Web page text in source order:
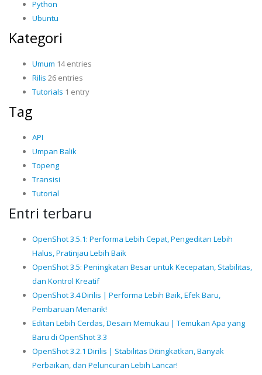
Python
Ubuntu
Kategori
Umum 14 entries
Rilis 26 entries
Tutorials 1 entry
Tag
API
Umpan Balik
Topeng
Transisi
Tutorial
Entri terbaru
OpenShot 3.5.1: Performa Lebih Cepat, Pengeditan Lebih
Halus, Pratinjau Lebih Baik
OpenShot 3.5: Peningkatan Besar untuk Kecepatan, Stabilitas,
dan Kontrol Kreatif
OpenShot 3.4 Dirilis | Performa Lebih Baik, Efek Baru,
Pembaruan Menarik!
Editan Lebih Cerdas, Desain Memukau | Temukan Apa yang
Baru di OpenShot 3.3
OpenShot 3.2.1 Dirilis | Stabilitas Ditingkatkan, Banyak
Perbaikan, dan Peluncuran Lebih Lancar!